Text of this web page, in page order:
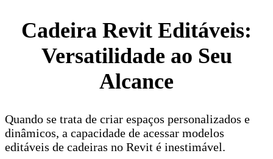
Cadeira Revit Editáveis:
Versatilidade ao Seu
Alcance
Quando se trata de criar espaços personalizados e
dinâmicos, a capacidade de acessar modelos
editáveis de cadeiras no Revit é inestimável.